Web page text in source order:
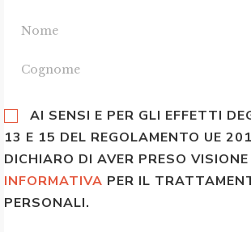
AI SENSI E PER GLI EFFETTI
13 E 15 DEL REGOLAMENTO UE
DICHIARO DI AVER PRESO
INFORMATIVA PER IL
PERSONALI.